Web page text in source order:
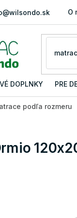
O
DOPLNKY PRE
podľa rozmeru